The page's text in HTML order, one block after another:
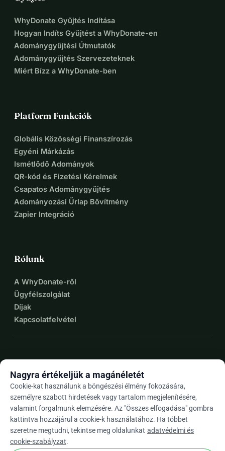
WhyDonate Gyűjtés Indítása
Hogyan Indíts Gyűjtést a WhyDonate-en
Adománygyűjtési Útmutatók
Adománygyűjtés Szervezeteknek
Miért Bízz a WhyDonate-ben
Platform Funkciók
Globális Közösségi Finanszírozás
Egyéni Márkázás
Ismétlődő Adományok
QR-kód és Fizetési Kérelmek
Csapatos Adománygyűjtés
Adományozási Űrlap Bővítmény
Zapier Integráció
Rólunk
A WhyDonate-ről
Ügyfélszolgálat
Díjak
Kapcsolatfelvétel
Huarrow_drop_down
★★★★★4,9 / 5 több mint 500 értékelés alapján
Nagyra értékeljük a magánéletét
Cookie-kat használunk a böngészési élmény fokozására,
személyre szabott hirdetések vagy tartalom megjelenítésére,
valamint forgalmunk elemzésére. Az "Összes elfogadása" gombra
kattintva hozzájárul a cookie-k használatához. Ha többet
szeretne megtudni, tekintse meg oldalunkat adatvédelmi és
cookie-szabályzat.